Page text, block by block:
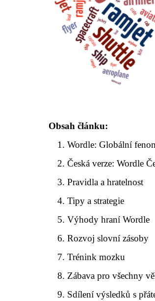
Obsah článku:
Wordle: Globální
Česká verze: Wordle
Pravidla a hratelnost
Tipy a strategie
Výhody hraní Wordle
Rozvoj slovní zásoby
Trénink mozku
Zábava pro všechny
Sdílení výsledků s